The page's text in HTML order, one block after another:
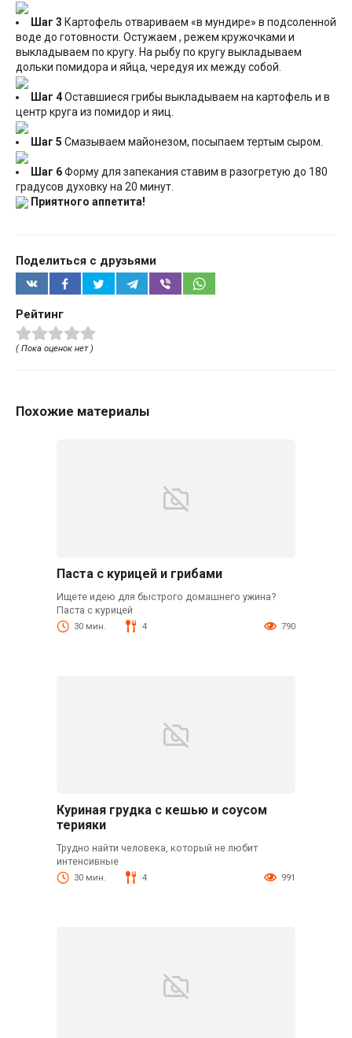
Шаг 3 Картофель отвариваем «в мундире» в подсоленной
воде до готовности. Остужаем , режем кружочками и
выкладываем по кругу. На рыбу по кругу выкладываем
дольки помидора и яйца, чередуя их между собой.
Шаг 4Оставшиеся грибы выкладываем на картофель и в
центр круга из помидор и яиц.
Шаг 5 Смазываем майонезом, посыпаем тертым сыром.
Шаг 6Форму для запекания ставим в разогретую до 180
градусов духовку на 20 минут.
Приятного аппетита!
Поделиться с друзьями
Рейтинг
( Пока оценок нет )
Похожие материалы
Паста с курицей и грибами
Ищете идею для быстрого домашнего ужина?
Паста с курицей
30 мин. 4 790
Куриная грудка с кешью и соусом
терияки
Трудно найти человека, который не любит
интенсивные
30 мин. 4 991